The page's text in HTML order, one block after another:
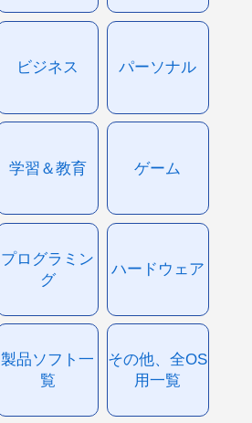
ビジネス パーソナル
学習＆教育 ゲーム
プログラミン
グ
ハードウェア
製品ソフト一
覧
その他、全OS
用一覧